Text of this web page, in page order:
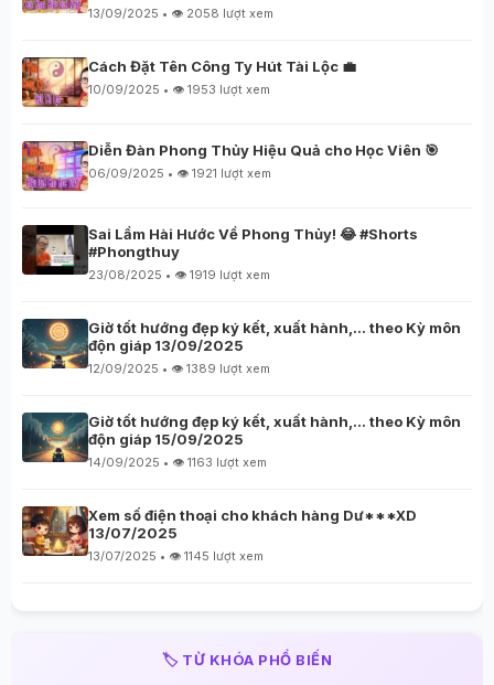
13/09/2025 • 👁️ 2058 lượt xem
Cách Đặt Tên Công Ty Hút Tài Lộc 💼
10/09/2025 • 👁️ 1953 lượt xem
Diễn Đàn Phong Thủy Hiệu Quả cho Học Viên 🎯
06/09/2025 • 👁️ 1921 lượt xem
Sai Lầm Hài Hước Về Phong Thủy! 😂 #Shorts
#Phongthuy
23/08/2025 • 👁️ 1919 lượt xem
Giờ tốt hướng đẹp ký kết, xuất hành,… theo Kỳ môn
độn giáp 13/09/2025
12/09/2025 • 👁️ 1389 lượt xem
Giờ tốt hướng đẹp ký kết, xuất hành,… theo Kỳ môn
độn giáp 15/09/2025
14/09/2025 • 👁️ 1163 lượt xem
Xem số điện thoại cho khách hàng Dư***XD
13/07/2025
13/07/2025 • 👁️ 1145 lượt xem
🏷️ TỪ KHÓA PHỔ BIẾN